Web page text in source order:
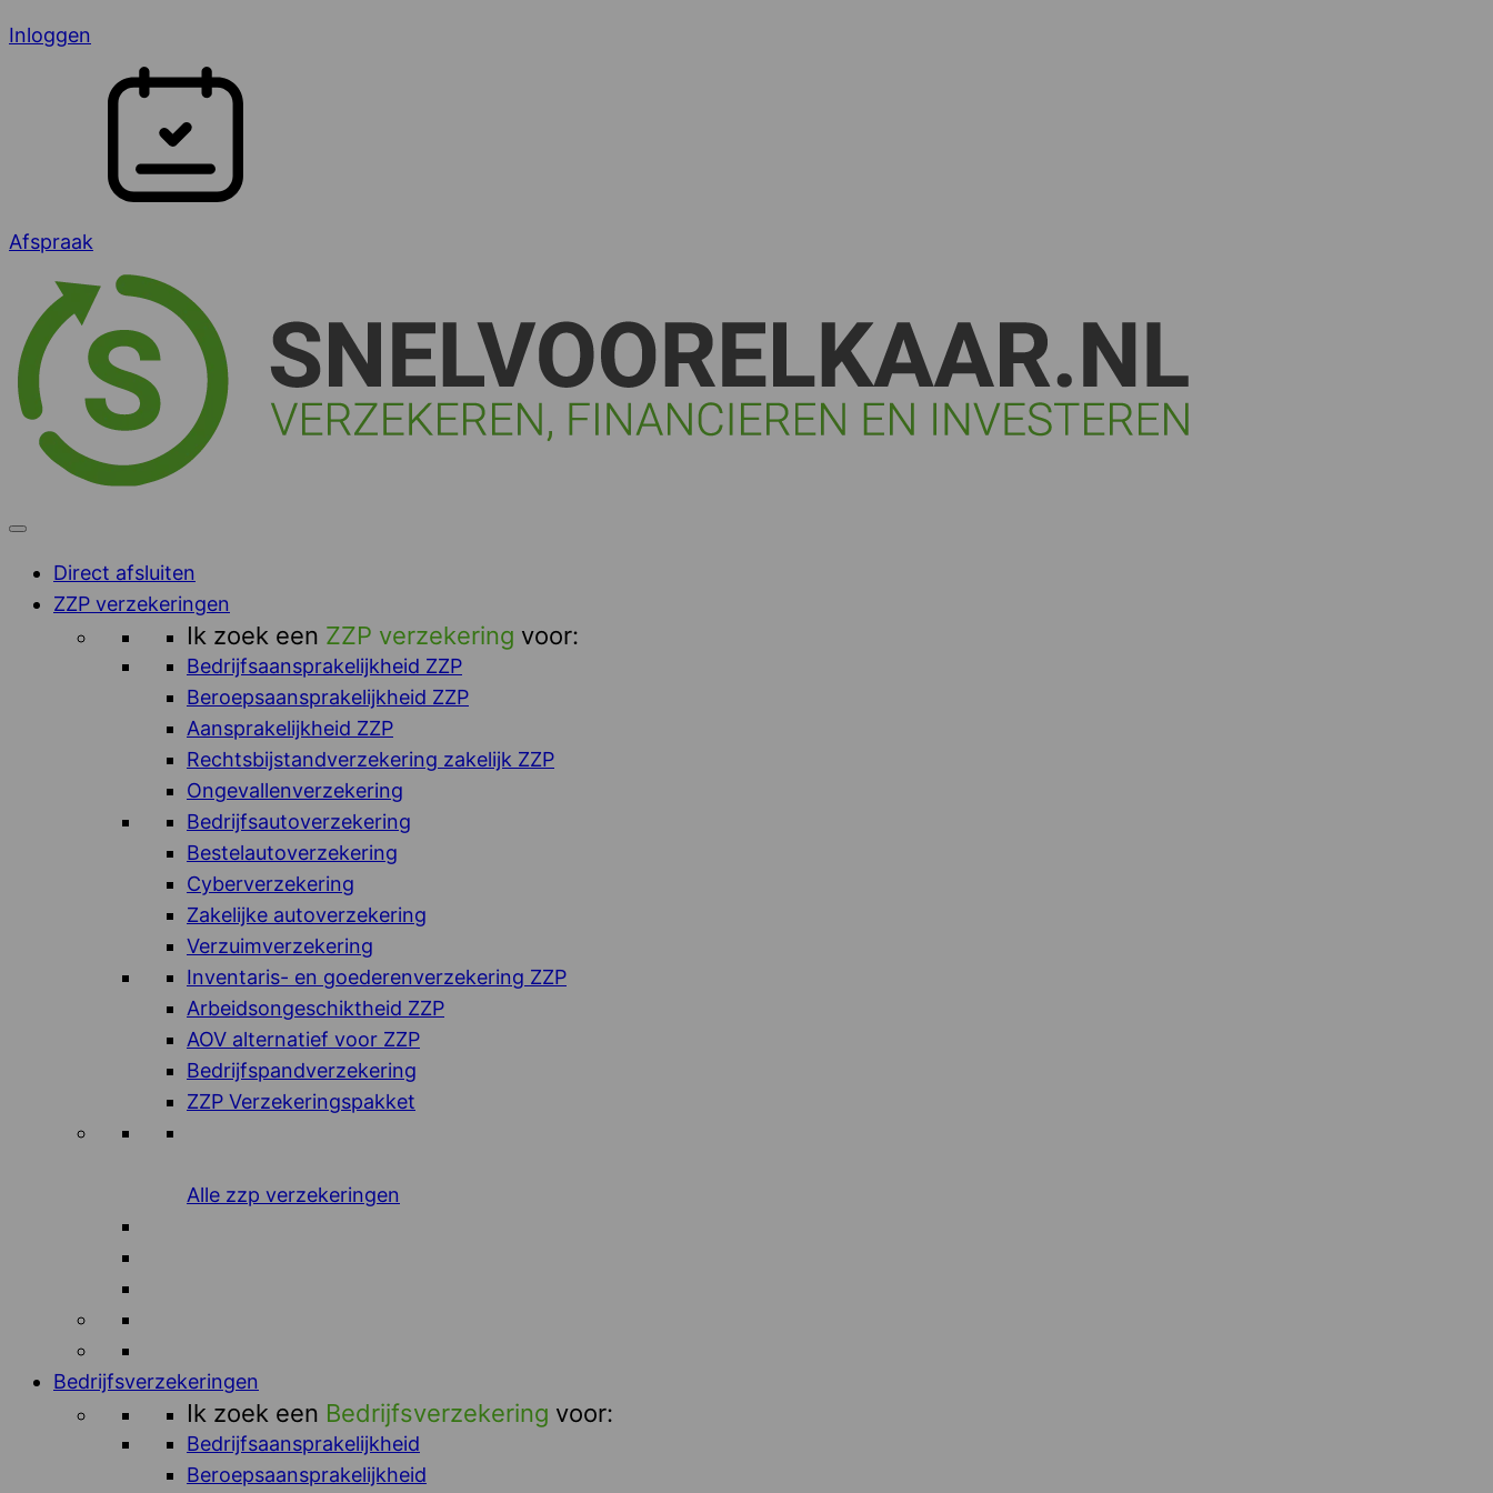
Inloggen
Afspraak
Direct afsluiten
ZZP verzekeringen
Ik zoek een ZZP verzekering voor:
Bedrijfsaansprakelijkheid ZZP
Beroepsaansprakelijkheid ZZP
Aansprakelijkheid ZZP
Rechtsbijstandverzekering zakelijk ZZP
Ongevallenverzekering
Bedrijfsautoverzekering
Bestelautoverzekering
Cyberverzekering
Zakelijke autoverzekering
Verzuimverzekering
Inventaris- en goederenverzekering ZZP
Arbeidsongeschiktheid ZZP
AOV alternatief voor ZZP
Bedrijfspandverzekering
ZZP Verzekeringspakket
Alle zzp verzekeringen
Bedrijfsverzekeringen
Ik zoek een Bedrijfsverzekering voor:
Bedrijfsaansprakelijkheid
Beroepsaansprakelijkheid